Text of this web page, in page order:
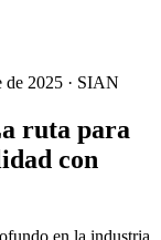
de 2025 · SIAN
ruta para
con